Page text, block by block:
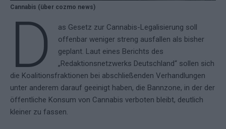
Cannabis (über cozmo news)
D
as Gesetz zur Cannabis-Legalisierung soll
offenbar weniger streng ausfallen als bisher
geplant. Laut eines Berichts des
„Redaktionsnetzwerks Deutschland“ sollen sich
die Koalitionsfraktionen bei abschließenden Verhandlungen
unter anderem darauf geeinigt haben, die Bannzone, in der der
öffentliche Konsum von Cannabis verboten bleibt, deutlich
kleiner zu fassen.